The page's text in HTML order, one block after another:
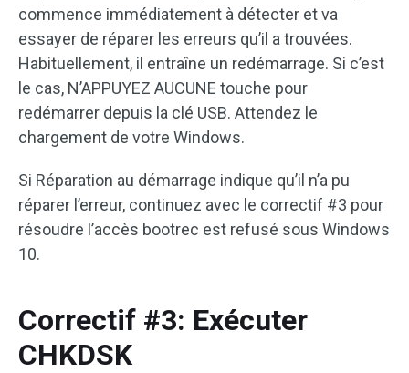
commence immédiatement à détecter et va
essayer de réparer les erreurs qu’il a trouvées.
Habituellement, il entraîne un redémarrage. Si c’est
le cas, N’APPUYEZ AUCUNE touche pour
redémarrer depuis la clé USB. Attendez le
chargement de votre Windows.
Si Réparation au démarrage indique qu’il n’a pu
réparer l’erreur, continuez avec le correctif #3 pour
résoudre l’accès bootrec est refusé sous Windows
10.
Correctif #3: Exécuter
CHKDSK